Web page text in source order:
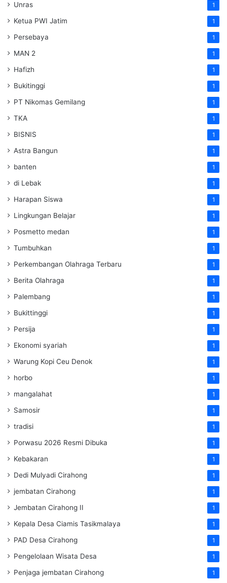
Unras 1
Ketua PWI Jatim 1
Persebaya 1
MAN 2 1
Hafizh 1
Bukitinggi 1
PT Nikomas Gemilang 1
TKA 1
BISNIS 1
Astra Bangun 1
banten 1
di Lebak 1
Harapan Siswa 1
Lingkungan Belajar 1
Posmetto medan 1
Tumbuhkan 1
Perkembangan Olahraga Terbaru 1
Berita Olahraga 1
Palembang 1
Bukittinggi 1
Persija 1
Ekonomi syariah 1
Warung Kopi Ceu Denok 1
horbo 1
mangalahat 1
Samosir 1
tradisi 1
Porwasu 2026 Resmi Dibuka 1
Kebakaran 1
Dedi Mulyadi Cirahong 1
jembatan Cirahong 1
Jembatan Cirahong II 1
Kepala Desa Ciamis Tasikmalaya 1
PAD Desa Cirahong 1
Pengelolaan Wisata Desa 1
Penjaga jembatan Cirahong 1